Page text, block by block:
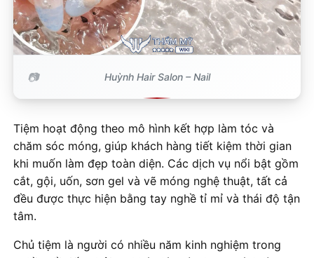
Huỳnh Hair Salon – Nail
Tiệm hoạt động theo mô hình kết hợp làm tóc và
chăm sóc móng, giúp khách hàng tiết kiệm thời gian
khi muốn làm đẹp toàn diện. Các dịch vụ nổi bật gồm
cắt, gội, uốn, sơn gel và vẽ móng nghệ thuật, tất cả
đều được thực hiện bằng tay nghề tỉ mỉ và thái độ tận
tâm.
Chủ tiệm là người có nhiều năm kinh nghiệm trong